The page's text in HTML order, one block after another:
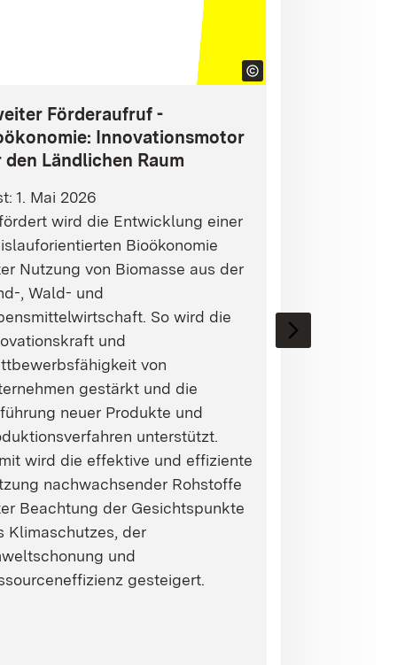
Förderaufruf -
Innovationsmotor
den Ländlichen Raum
1. Mai 2026
wird die Entwicklung einer
Bioökonomie
Nutzung von Biomasse aus der
, Wald- und
So wird die
und
von
gestärkt und die
neuer Produkte und
unterstützt.
wird die effektive und effiziente
nachwachsender Rohstoffe
Beachtung der Gesichtspunkte
Klimaschutzes, der
und
gesteigert.